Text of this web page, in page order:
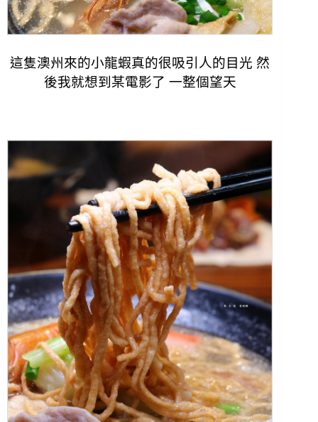
這隻澳州來的小龍蝦真的很吸引人的目光 然
後我就想到某電影了 一整個望天